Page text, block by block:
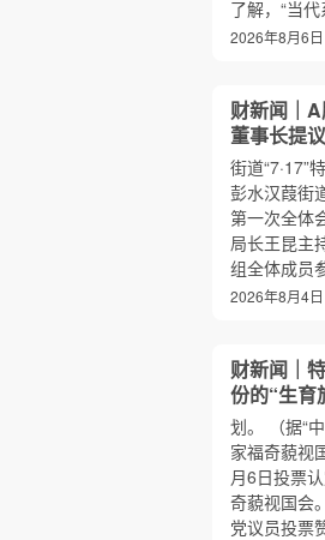
了解，“当
2026年8月6日
财新闻｜
董事长提
街道“7·17”
彭水汉葭街
第一次全体
局长王昆主
组全体成员
2026年8月4日
财新闻｜
份的“生育
划。 （据“
家福奇藐视
月6日投票
奇藐视国会
党议员投票